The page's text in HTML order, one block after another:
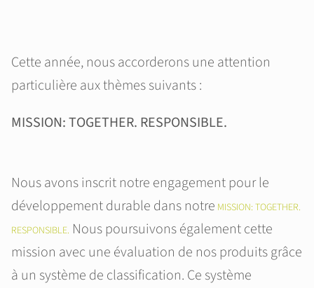
Cette année, nous accorderons une attention
particulière aux thèmes suivants :
MISSION: TOGETHER. RESPONSIBLE.
Nous avons inscrit notre engagement pour le
développement durable dans notre MISSION: TOGETHER.
RESPONSIBLE. Nous poursuivons également cette
mission avec une évaluation de nos produits grâce
à un système de classification. Ce système